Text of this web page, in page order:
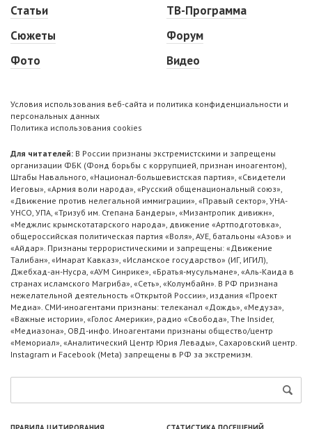
Статьи
Сюжеты
Фото
ТВ-Программа
Форум
Видео
Условия использования веб-сайта и политика конфиденциальности и
персональных данных
Политика использования cookies
Для читателей: В России признаны экстремистскими и запрещены
организации ФБК (Фонд борьбы с коррупцией, признан иноагентом),
Штабы Навального, «Национал-большевистская партия», «Свидетели
Иеговы», «Армия воли народа», «Русский общенациональный союз»,
«Движение против нелегальной иммиграции», «Правый сектор», УНА-
УНСО, УПА, «Тризуб им. Степана Бандеры», «Мизантропик дивижн»,
«Меджлис крымскотатарского народа», движение «Артподготовка»,
общероссийская политическая партия «Воля», АУЕ, батальоны «Азов» и
«Айдар». Признаны террористическими и запрещены: «Движение
Талибан», «Имарат Кавказ», «Исламское государство» (ИГ, ИГИЛ),
Джебхад-ан-Нусра, «АУМ Синрике», «Братья-мусульмане», «Аль-Каида в
странах исламского Магриба», «Сеть», «Колумбайн». В РФ признана
нежелательной деятельность «Открытой России», издания «Проект
Медиа». СМИ-иноагентами признаны: телеканал «Дождь», «Медуза»,
«Важные истории», «Голос Америки», радио «Свобода», The Insider,
«Медиазона», ОВД-инфо. Иноагентами признаны общество/центр
«Мемориал», «Аналитический Центр Юрия Левады», Сахаровский центр.
Instagram и Facebook (Metа) запрещены в РФ за экстремизм.